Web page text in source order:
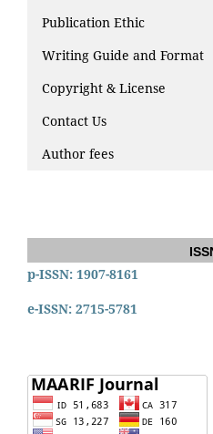
Publication Ethic
Writing Guide and Format
Copyright & License
Contact Us
Author fees
p-ISSN: 1907-8161
e-ISSN: 2715-5781